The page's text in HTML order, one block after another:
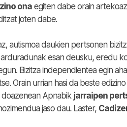
ona egiten dabe orain
joten dabe.
autismoa daukien pertsonen
esan deusku, eredu
Bizitza independientea egin
Orain urrian hasi da beste
Apnabik jarraipen
jaso dau. Laster, C